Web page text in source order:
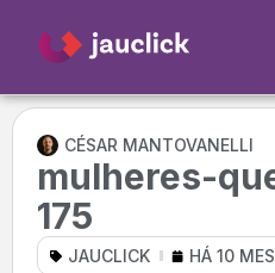
CÉSAR MANTOVANELLI
mulheres-
175
JAUCLICK HÁ 10